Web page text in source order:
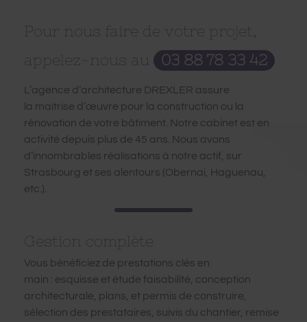
Pour nous faire de votre projet,
appelez-nous au
03 88 78 33 42
L’agence d’architecture DREXLER assure
la maitrise d’œuvre pour la construction ou la
rénovation de votre bâtiment. Notre cabinet est en
activité depuis plus de 45 ans. Nous avons
d’innombrables réalisations à notre actif, sur
Strasbourg et ses alentours (Obernai, Haguenau,
etc.).
Gestion complète
Vous bénéficiez de prestations clés en
main : esquisse et étude faisabilité, conception
architecturale, plans, et permis de construire,
sélection des prestataires, suivis du chantier, remise